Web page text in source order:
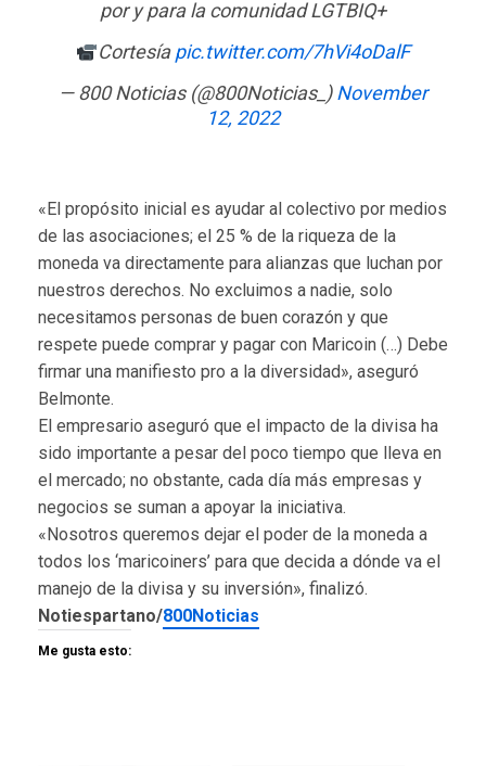
por y para la comunidad LGTBIQ+
Cortesíapic.twitter.com/7hVi4oDalF
— 800 Noticias (@800Noticias_)November
12, 2022
«El propósito inicial es ayudar al colectivo por medios
de las asociaciones; el 25 % de la riqueza de la
moneda va directamente para alianzas que luchan por
nuestros derechos. No excluimos a nadie, solo
necesitamos personas de buen corazón y que
respete puede comprar y pagar con Maricoin (…) Debe
firmar una manifiesto pro a la diversidad», aseguró
Belmonte.
El empresario aseguró que el impacto de la divisa ha
sido importante a pesar del poco tiempo que lleva en
el mercado; no obstante, cada día más empresas y
negocios se suman a apoyar la iniciativa.
«Nosotros queremos dejar el poder de la moneda a
todos los ‘maricoiners’ para que decida a dónde va el
manejo de la divisa y su inversión», finalizó.
Notiespartano/800Noticias
Me gusta esto: